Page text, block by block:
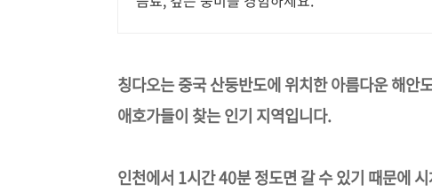
칭다오는 중국 산둥반도에 위치한 아름다운 해안
애호가들이 찾는 인기 지역입니다.
인천에서 1시간 40분 정도면 갈 수 있기 때문에